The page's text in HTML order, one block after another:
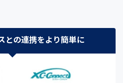
との連携をより簡単に